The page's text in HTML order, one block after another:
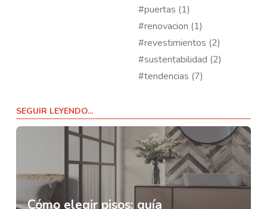
#puertas (1)
#renovacion (1)
#revestimientos (2)
#sustentabilidad (2)
#tendencias (7)
SEGUIR LEYENDO...
Cómo elegir pisos: guía